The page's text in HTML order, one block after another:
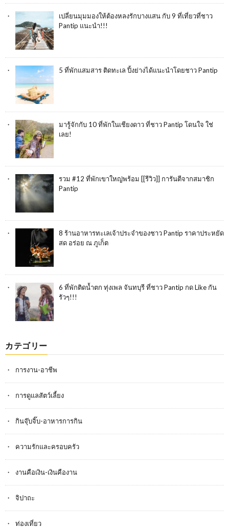
เปลี่ยนมุมมองให้ต้องหลงรักบางแสน กับ 9 ที่เที่ยวที่ชาว
Pantip แนะนำ!!!
5 ที่พักแสมสาร ติดทะเล ปิ้งย่างได้แนะนำโดยชาว Pantip
มารู้จักกับ 10 ที่พักในเชียงดาว ที่ชาว Pantip โดนใจ ใช่
เลย!
รวม #12 ที่พักเขาใหญ่พร้อม [[รีวิว]] การันตีจากสมาชิก
Pantip
8 ร้านอาหารทะเลเจ้าประจำของชาว Pantip ราคาประหยัด
สด อร่อย ณ ภูเก็ต
6 ที่พักติดน้ำตก ทุ่งเพล จันทบุรี ที่ชาว Pantip กด Like กัน
รัวๆ!!!
カテゴリー
การงาน-อาชีพ
การดูแลสัตว์เลี้ยง
กินจุ๊บจิ๊บ-อาหารการกิน
ความรักและครอบครัว
งานคือเงิน-เงินคืองาน
จิปาถะ
ท่องเที่ยว